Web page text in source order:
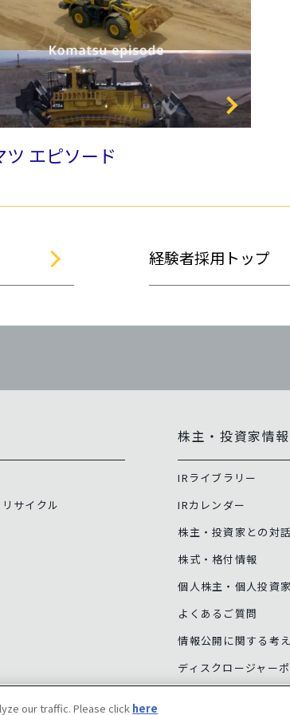
ツ エピソード
経験者採用トップ
サイクル
株主・投資家情報
IRライブラリー
IRカレンダー
株主・投資家との対
株式・格付情報
個人株主・個人投資
よくあるご質問
情報公開に関する考
ディスクロージャー
our traffic. Please click here